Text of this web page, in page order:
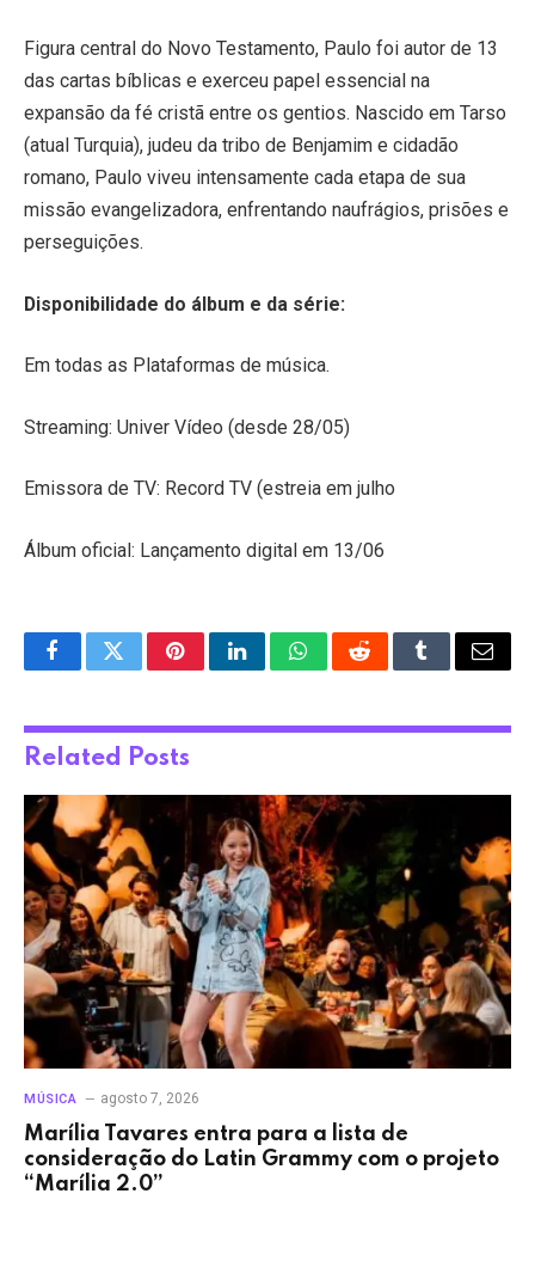
Figura central do Novo Testamento, Paulo foi autor de 13
das cartas bíblicas e exerceu papel essencial na
expansão da fé cristã entre os gentios. Nascido em Tarso
(atual Turquia), judeu da tribo de Benjamim e cidadão
romano, Paulo viveu intensamente cada etapa de sua
missão evangelizadora, enfrentando naufrágios, prisões e
perseguições.
Disponibilidade do álbum e da série:
Em todas as Plataformas de música.
Streaming: Univer Vídeo (desde 28/05)
Emissora de TV: Record TV (estreia em julho
Álbum oficial: Lançamento digital em 13/06
FacebookTwitterPinterestLinkedInWhatsAppRedditTumblrEmail
Related Posts
MÚSICA agosto 7, 2026
Marília Tavares entra para a lista de
consideração do Latin Grammy com o projeto
“Marília 2.0”